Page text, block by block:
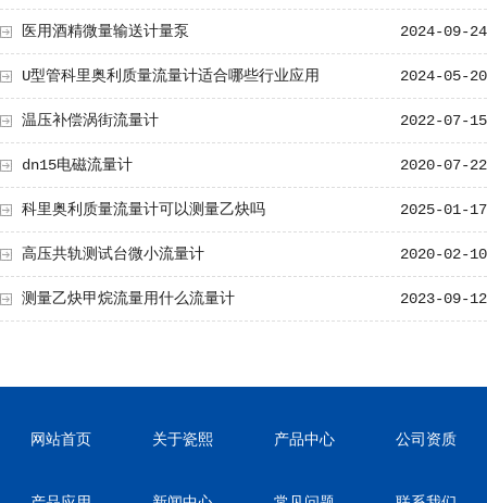
2024-09-24
医用酒精微量输送计量泵
2024-05-20
U型管科里奥利质量流量计适合哪些行业应用
2022-07-15
温压补偿涡街流量计
2020-07-22
dn15电磁流量计
2025-01-17
科里奥利质量流量计可以测量乙炔吗
2020-02-10
高压共轨测试台微小流量计
2023-09-12
测量乙炔甲烷流量用什么流量计
网站首页 关于瓷熙 产品中心 公司资质